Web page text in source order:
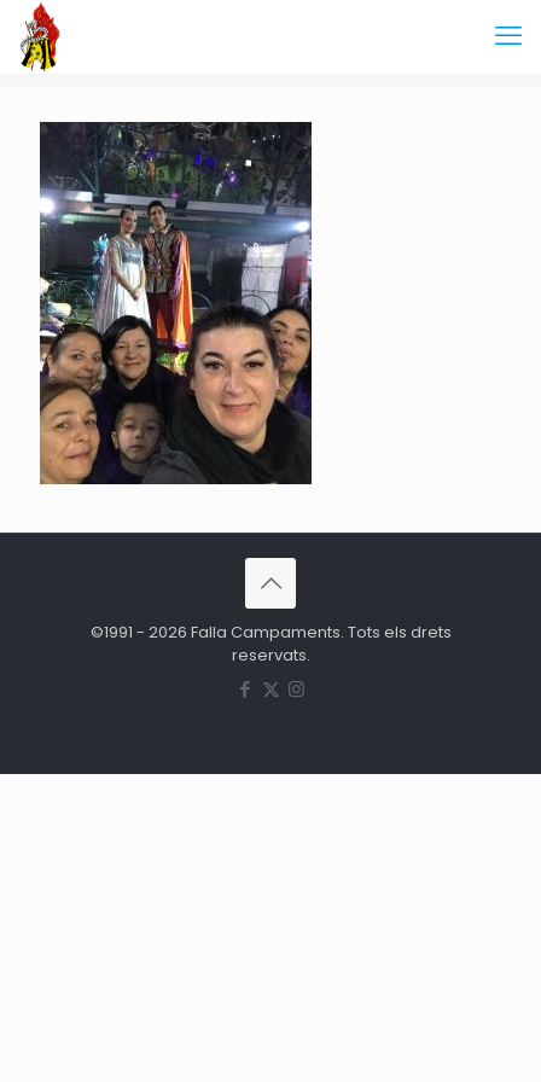
©1991 - 2026 Falla Campaments. Tots els drets
reservats.